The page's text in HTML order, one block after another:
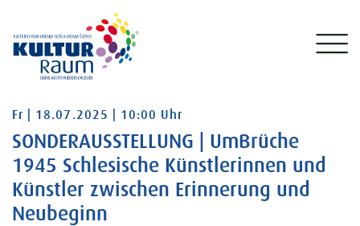
Freitag 18.07.2025 10:00 Uhr
Fr | 18.07.2025 | 10:00 Uhr
SONDERAUSSTELLUNG | UmBrüche
1945 Schlesische Künstlerinnen und
Künstler zwischen Erinnerung und
Neubeginn